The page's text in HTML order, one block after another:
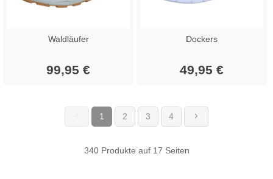
Waldläufer
99,95 €
Dockers
49,95 €
1 (current)
2 3 4
340 Produkte auf 17 Seiten